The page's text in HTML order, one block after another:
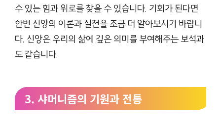
수 있는 힘과 위로를 찾을 수 있습니다. 기회가 된다면
한번 신앙의 이론과 실천을 조금 더 알아보시기 바랍니
다. 신앙은 우리의 삶에 깊은 의미를 부여해주는 보석과
도 같습니다.
3. 샤머니즘의 기원과 전통